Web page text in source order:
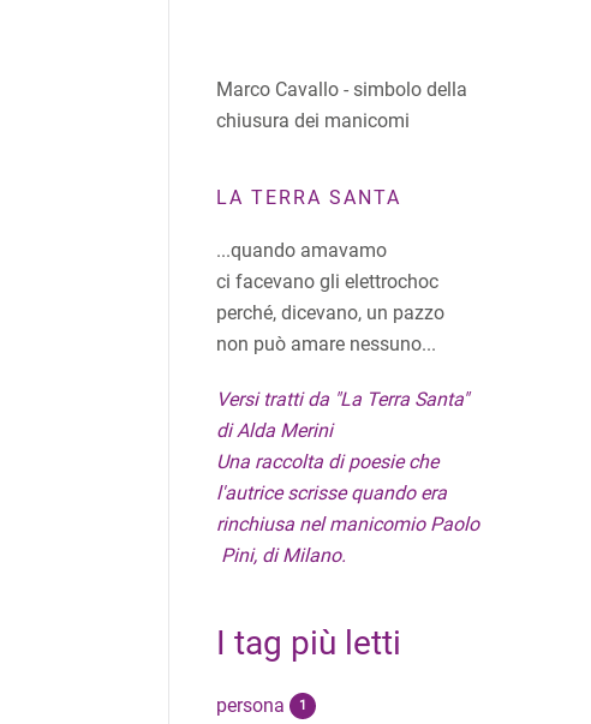
Marco Cavallo - simbolo della
chiusura dei manicomi
LA TERRA SANTA
...quando amavamo
ci facevano gli elettrochoc
perché, dicevano, un pazzo
non può amare nessuno...
Versi tratti da "La Terra Santa"
di Alda Merini
Una raccolta di poesie che
l'autrice scrisse quando era
rinchiusa nel manicomio Paolo
Pini, di Milano.
I tag più letti
persona 1